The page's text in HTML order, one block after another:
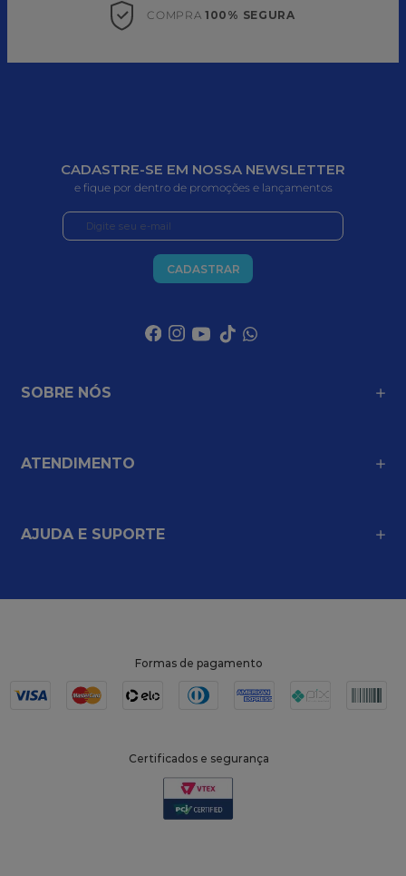
COMPRA 100% SEGURA
CADASTRE-SE EM NOSSA NEWSLETTER
e fique por dentro de promoções e lançamentos
CADASTRAR
SOBRE NÓS
ATENDIMENTO
AJUDA E SUPORTE
Formas de pagamento
Certificados e segurança